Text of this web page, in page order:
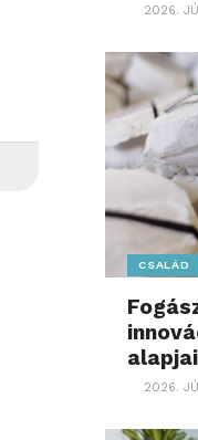
2026.
CSALÁD
alapjai
2026.